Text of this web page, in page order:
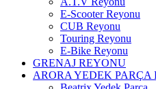
E-Scooter Reyonu
CUB Reyonu
Touring Reyonu
E-Bike Reyonu
GRENAJ REYONU
ARORA YEDEK PARÇA